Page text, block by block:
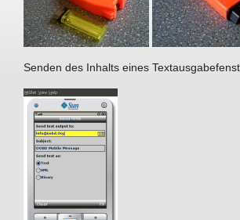
Senden des Inhalts eines